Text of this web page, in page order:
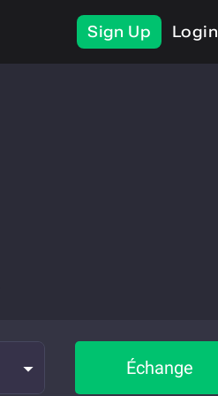
Sign Up Login
Échange